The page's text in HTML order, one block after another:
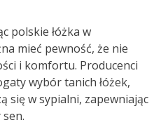
polskie łóżka w
mieć pewność, że nie
i komfortu. Producenci
wybór tanich łóżek,
się w sypialni, zapewniając